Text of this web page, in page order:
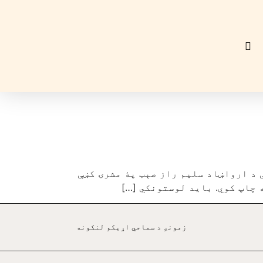
د ارواښاد سليم راز صېب پۀ مشرۍ کښې
چاپ کوي. بايد لوستونکي […]
زمونږ د سماجي اړيکو لنکونه